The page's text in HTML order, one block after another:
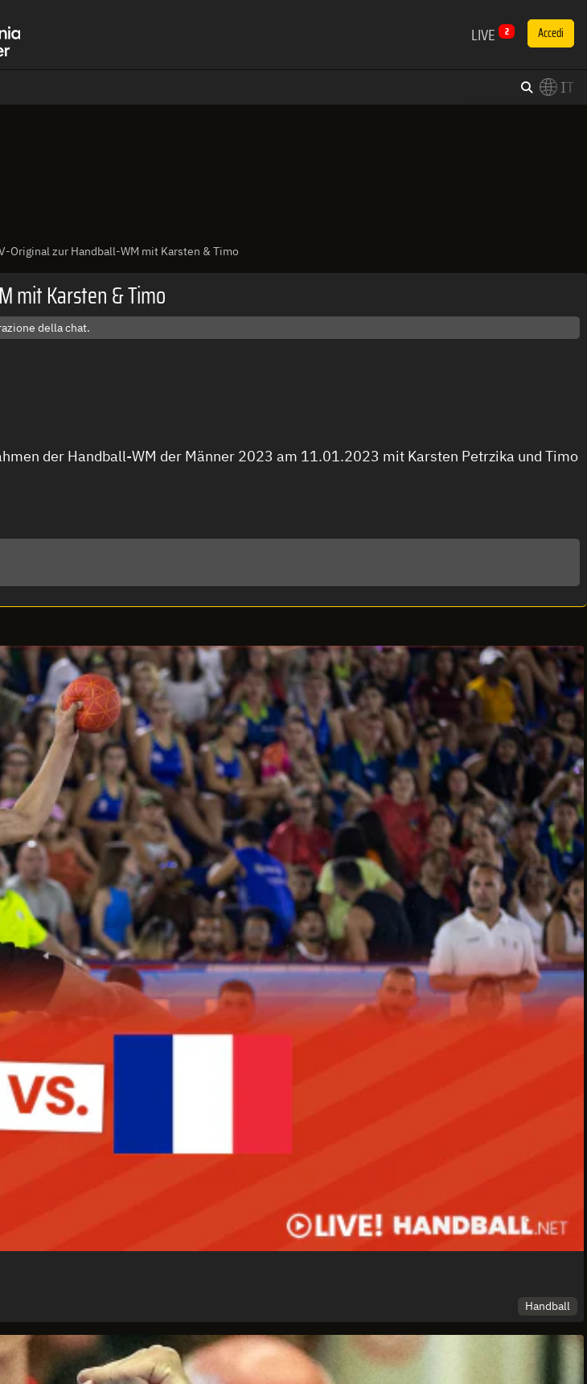
LIVE 2 Accedi
IT
Original zur Handball-WM mit Karsten & Timo
mit Karsten & Timo
della chat.
der Handball-WM der Männer 2023 am 11.01.2023 mit Karsten Petrzika und Timo
Handball